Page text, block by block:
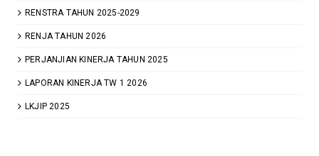
RENSTRA TAHUN 2025-2029
RENJA TAHUN 2026
PERJANJIAN KINERJA TAHUN 2025
LAPORAN KINERJA TW 1 2026
LKJIP 2025